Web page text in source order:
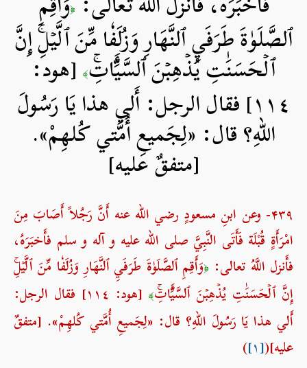
﴿
ٱلصَّلَوٰةَ طَرَفَيِ ٱلنَّهَارِ وَزُلَفٗا مِّنَ ٱلَّيۡلِۚ إِنَّ
ٱلۡحَسَنَٰتِ يُذۡهِبۡنَ ٱلسَّيِّ‍َٔاتِۚ﴾ [هود:
١١٤] فقال الرجل: أَلي هذا يَا رَسُولَ
اللهِ؟ قال: «لِجَميعِ أُمَّتي كُلهِمْ».
[متفقٌ عليه]
۴۳۹- وعن ابنِ مسعودٍ رضي الله عنه أَنَّ رَجُلاً أَصَابَ مِنَ
امْرَأَةٍ قُبْلَة فَأَتَى النَّبِيَّ صلی الله علیه و آله و سلم فأَخبَرَهُ،
فأَنزل اللَّهُ تعالى: ﴿وَأَقِمِ ٱلصَّلَوٰةَ طَرَفَيِ ٱلنَّهَارِ وَزُلَفٗا مِّنَ ٱلَّيۡلِۚ
إِنَّ ٱلۡحَسَنَٰتِ يُذۡهِبۡنَ ٱلسَّيِّ‍َٔاتِۚ﴾
[هود: ١١٤] فقال الرجل:
أَلي هذا يَا رَسُولَ اللهِ؟ قال: «لِجَميعِ أُمَّتي كُلهِمْ». [متفقٌ
عليه]([۱] )